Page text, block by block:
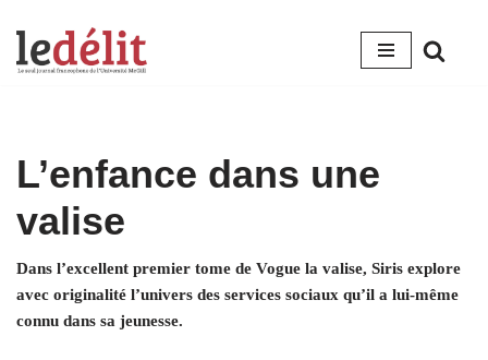
Aller
L’enfance dans une
valise
Dans l’excellent premier tome de Vogue la valise, Siris explore
avec originalité l’univers des services sociaux qu’il a lui-même
connu dans sa jeunesse.